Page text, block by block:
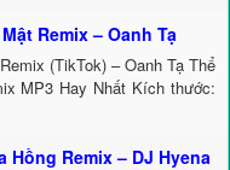
Remix – Oanh Tạ
(TikTok) – Oanh Tạ Thể
MP3 Hay Nhất Kích thước:
Hồng Remix – DJ Hyena